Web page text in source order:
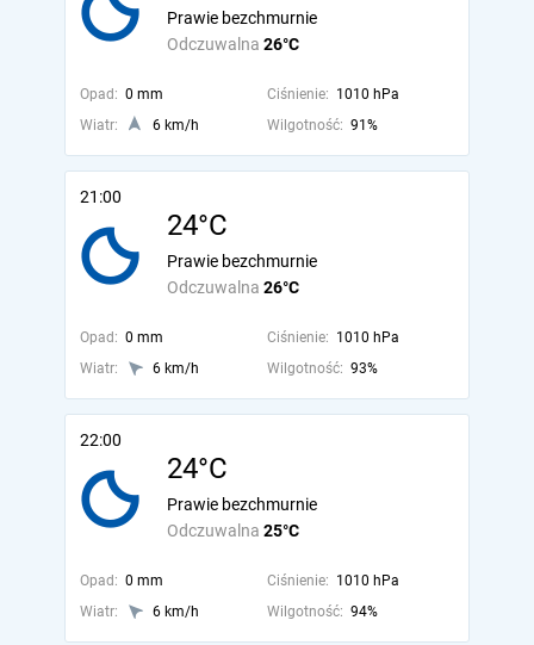
Odczuwalna 26°C
Prawie bezchmurnie
Opad: 0 mm Ciśnienie: 1010 hPa
Wiatr:
6 km/h Wilgotność: 91%
21:00
24°C
Odczuwalna 26°C
Prawie bezchmurnie
Opad: 0 mm Ciśnienie: 1010 hPa
Wiatr:
6 km/h Wilgotność: 93%
22:00
24°C
Odczuwalna 25°C
Prawie bezchmurnie
Opad: 0 mm Ciśnienie: 1010 hPa
Wiatr:
6 km/h Wilgotność: 94%